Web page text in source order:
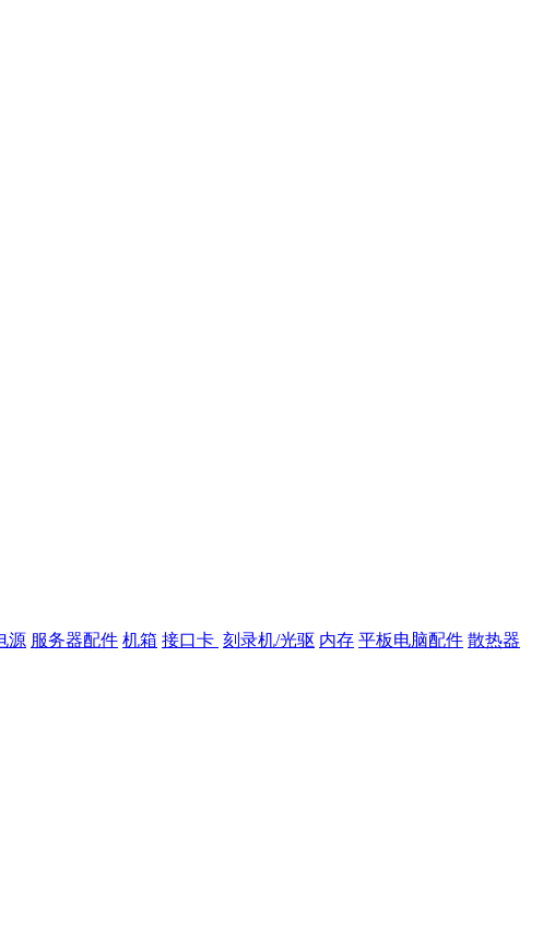
源 服务器配件 机箱 接口卡 刻录机/光驱 内存 平板电脑配件 散热器